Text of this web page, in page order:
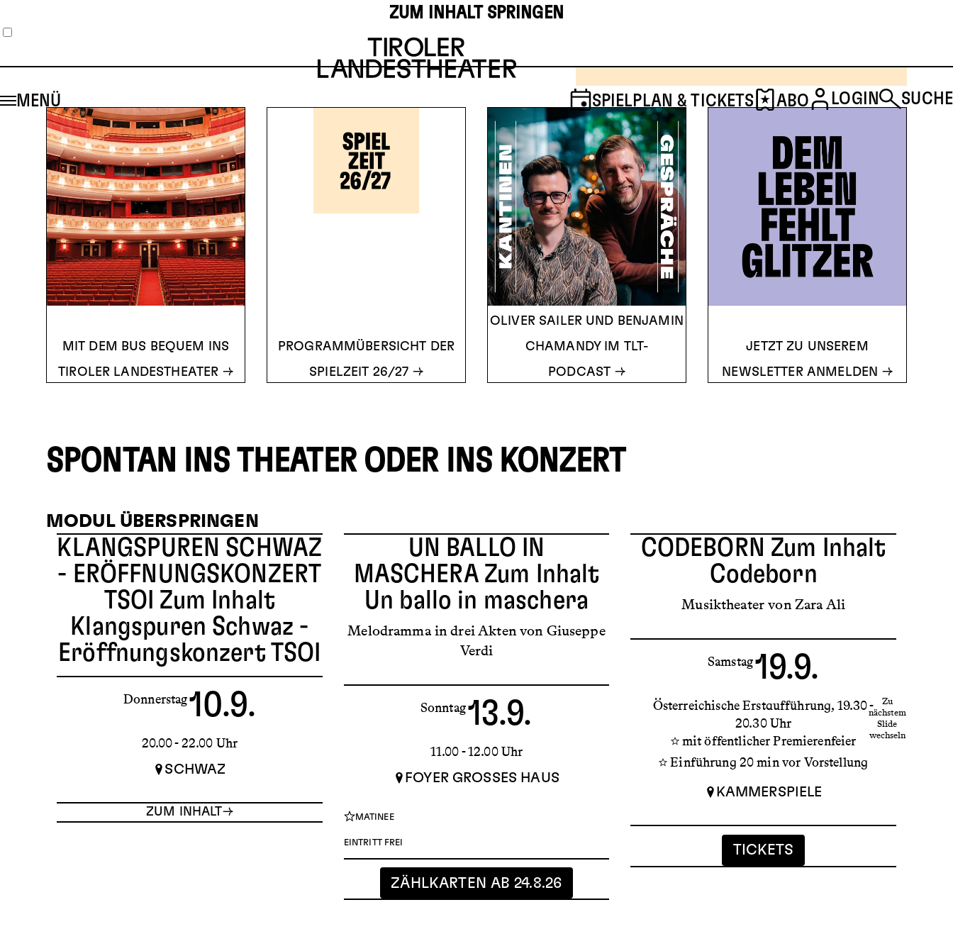
ZUM INHALT SPRINGEN
MENÜ SPIELPLAN & TICKETS ABO LOGIN SUCHE
THE ROCKY HORROR
SHOW
Musical von Richard O’Brien
TICKETS DETAILS
4 5
MIT DEM BUS BEQUEM INS
TIROLER LANDESTHEATER
PROGRAMMÜBERSICHT DER
SPIELZEIT 26/27
OLIVER SAILER UND BENJAMIN
CHAMANDY IM TLT-
PODCAST
JETZT ZU UNSEREM
NEWSLETTER ANMELDEN
SPONTAN INS THEATER ODER INS KONZERT
MODUL ÜBERSPRINGEN
KLANGSPUREN SCHWAZ
- ERÖFFNUNGSKONZERT
TSOI Zum Inhalt
Klangspuren Schwaz -
Eröffnungskonzert TSOI
Donnerstag10.9.
20.00 - 22.00 Uhr
SCHWAZ
ZUM INHALT
UN BALLO IN
MASCHERA Zum Inhalt
Un ballo in maschera
Melodramma in drei Akten von Giuseppe
Verdi
Sonntag13.9.
11.00 - 12.00 Uhr
FOYER GROSSES HAUS
MATINEE
EINTRITT FREI
ZÄHLKARTEN AB 24.8.26
CODEBORN Zum Inhalt
Codeborn
Musiktheater von Zara Ali
Samstag19.9.
Österreichische Erstaufführung 19.30 -
20.30 Uhr
mit öffentlicher Premierenfeier
Einführung 20 min vor Vorstellung
KAMMERSPIELE
TICKETS
Zu
nächstem
Slide
wechseln